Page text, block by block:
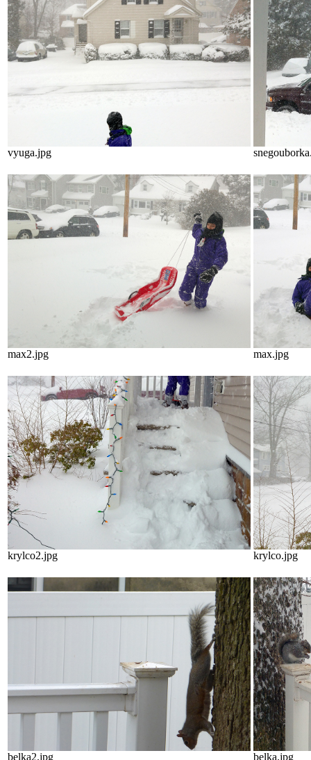
vyuga.jpg
max2.jpg max.jpg
krylco2.jpg krylco.jpg
belka2.jpg belka.jpg